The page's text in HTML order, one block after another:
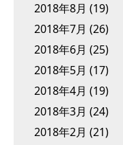
2018年8月 (19)
2018年7月 (26)
2018年6月 (25)
2018年5月 (17)
2018年4月 (19)
2018年3月 (24)
2018年2月 (21)